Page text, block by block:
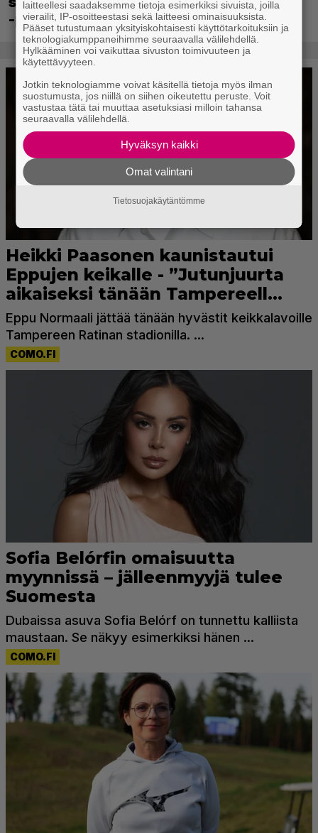
-päivitys
laitteellesi saadaksemme tietoja esimerkiksi sivuista, joilla
vierailit, IP-osoitteestasi sekä laitteesi ominaisuuksista.
Pääset tutustumaan yksityiskohtaisesti käyttötarkoituksiin ja
teknologiakumppaneihimme seuraavalla välilehdellä.
Hylkääminen voi vaikuttaa sivuston toimivuuteen ja
käytettävyyteen.
Jotkin teknologiamme voivat käsitellä tietoja myös ilman
suostumusta, jos niillä on siihen oikeutettu peruste. Voit
vastustaa tätä tai muuttaa asetuksiasi milloin tahansa
seuraavalla välilehdellä.
Hyväksyn kaikki
Omat valintani
Tietosuojakäytäntömme